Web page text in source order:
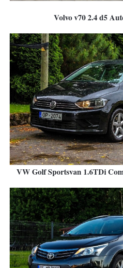
Volvo v70 2.4 d5
VW Golf Sportsvan 1.6TDi